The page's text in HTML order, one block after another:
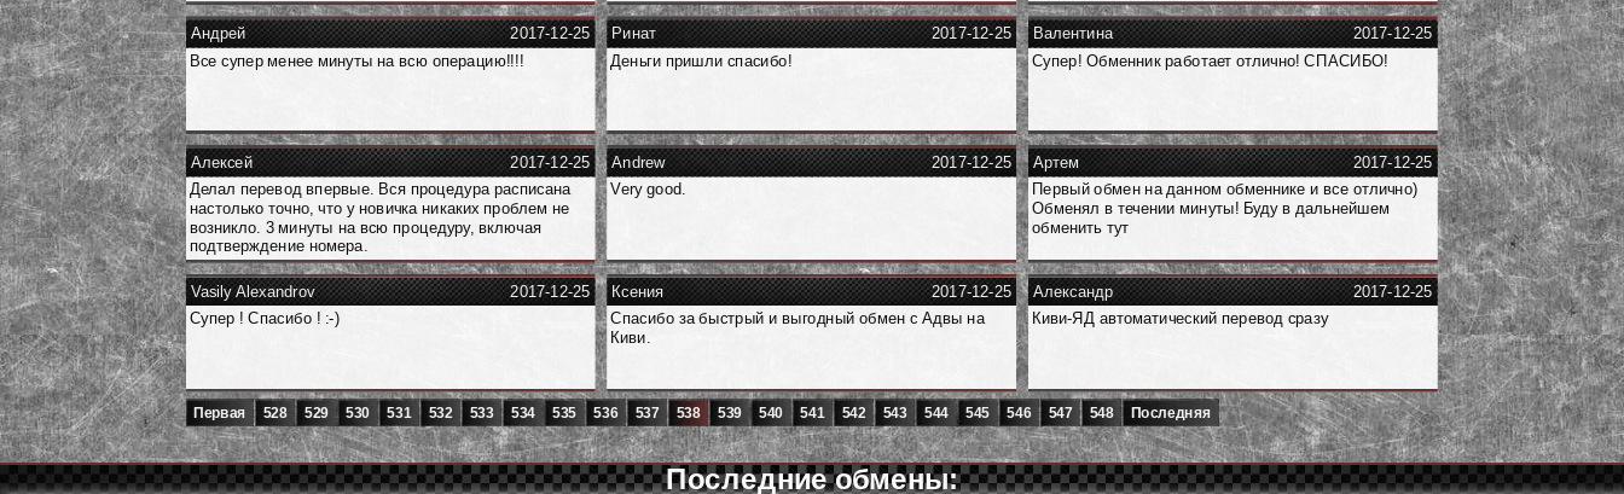
2017-12-25
Андрей
Все супер менее минуты на всю операцию!!!!
2017-12-25
Ринат
Деньги пришли спасибо!
2017-12-25
Валентина
Супер! Обменник работает отлично! СПАСИБО!
2017-12-25
Алексей
Делал перевод впервые. Вся процедура расписана
настолько точно, что у новичка никаких проблем не
возникло. 3 минуты на всю процедуру, включая
подтверждение номера.
2017-12-25
Andrew
Very good.
2017-12-25
Артем
Первый обмен на данном обменнике и все отлично)
Обменял в течении минуты! Буду в дальнейшем
обменить тут
2017-12-25
Vasily Alexandrov
Супер ! Спасибо ! :-)
2017-12-25
Ксения
Спасибо за быстрый и выгодный обмен с Адвы на
Киви.
2017-12-25
Александр
Киви-ЯД автоматический перевод сразу
Первая 528 529 530 531 532 533 534 535 536 537 538 539 540 541 542 543 544 545 546 547 548 Последняя
Последние обмены: